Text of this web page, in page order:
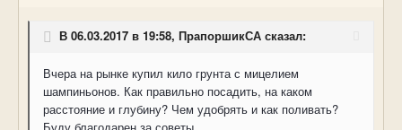
В 06.03.2017 в 19:58, ПрапоршикСА сказал:
Вчера на рынке купил кило грунта с мицелием
шампиньонов. Как правильно посадить, на каком
расстояние и глубину? Чем удобрять и как поливать?
Буду благодарен за советы.